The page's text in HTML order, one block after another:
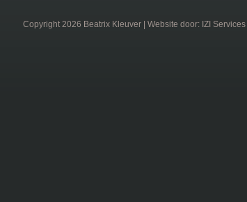
Copyright 2026 Beatrix Kleuver | Website door: IZI Services